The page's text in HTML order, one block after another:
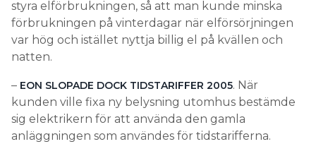
styra elförbrukningen, så att man kunde minska
förbrukningen på vinterdagar när elförsörjningen
var hög och istället nyttja billig el på kvällen och
natten.
– EON SLOPADE DOCK TIDSTARIFFER 2005. När
kunden ville fixa ny belysning utomhus bestämde
sig elektrikern för att använda den gamla
anläggningen som användes för tidstarifferna.